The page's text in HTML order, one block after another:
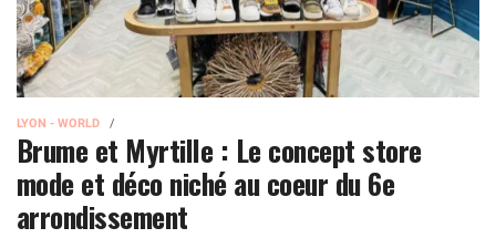
LYON - WORLD
Brume et Myrtille : Le concept store
mode et déco niché au coeur du 6e
arrondissement